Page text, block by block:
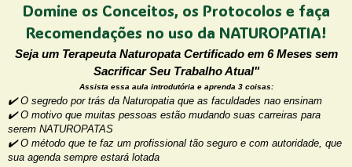
Domine os Conceitos, os Protocolos e faça
Recomendações no uso da NATUROPATIA!
Seja um Terapeuta Naturopata Certificado em 6 Meses sem
Sacrificar Seu Trabalho Atual"
Assista essa aula introdutória e aprenda 3 coisas:
✔️ O segredo por trás da Naturopatia que as faculdades nao ensinam
✔️ O motivo que muitas pessoas estão mudando suas carreiras para
serem NATUROPATAS
✔️ O método que te faz um profissional tão seguro e com autoridade, que
sua agenda sempre estará lotada